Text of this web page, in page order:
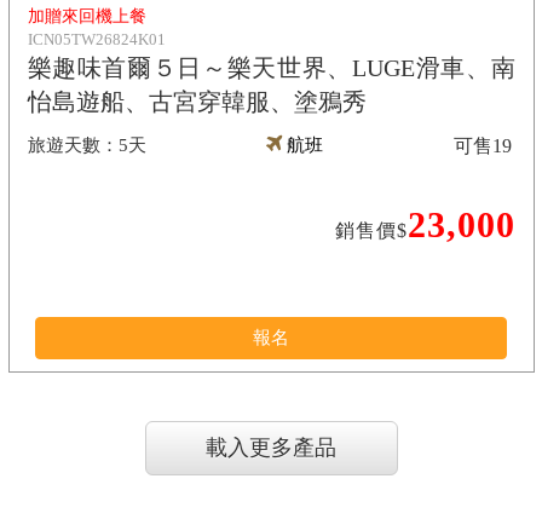
加贈來回機上餐
ICN05TW26824K01
樂趣味首爾５日～樂天世界、LUGE滑車、南
怡島遊船、古宮穿韓服、塗鴉秀
5天 航班
銷售價$23,000
可售19
報名
載入更多產品